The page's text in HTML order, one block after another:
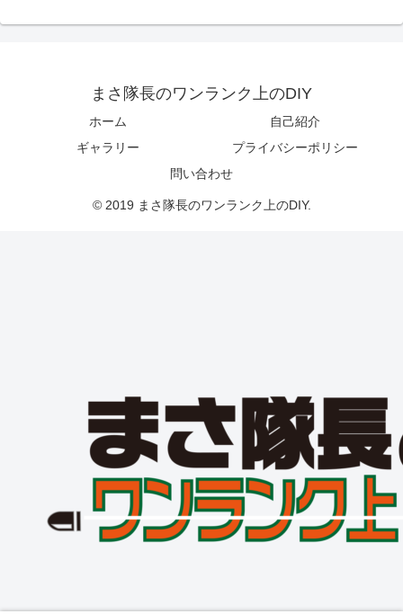
まさ隊長のワンランク上のDIY
ホーム
自己紹介
ギャラリー
プライバシーポリシー
問い合わせ
© 2019 まさ隊長のワンランク上のDIY.